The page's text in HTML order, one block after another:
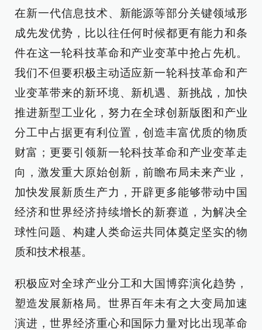
在新一代信息技术、新能源等部分关键领域形
成先发优势，比以往任何时候都更有能力和条
件在这一轮科技革命和产业变革中抢占先机。
我们不但要积极主动适应新一轮科技革命和产
业变革带来的新环境、新机遇、新挑战，加快
推进新型工业化，努力在全球创新版图和产业
分工中占据更有利位置，创造丰富优质的物质
财富；更要引领新一轮科技革命和产业变革走
向，激发重大原始创新，前瞻布局未来产业，
加快发展新质生产力，开辟更多能够带动中国
经济和世界经济持续增长的新赛道，为解决全
球性问题、构建人类命运共同体奠定坚实的物
质和技术根基。
积极应对全球产业分工和大国博弈演化趋势，
塑造发展新格局。世界百年未有之大变局加速
演进，世界经济重心和国际力量对比出现革命